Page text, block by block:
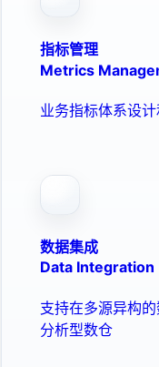
指标管理
Metrics
业务指标体系设
数据集成
Data Integration
支持在多源异构
分析型数仓